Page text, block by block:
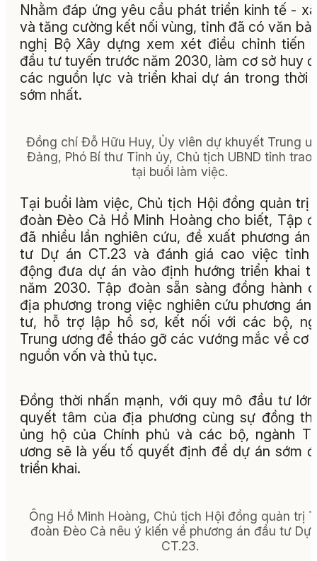
Nhằm đáp ứng yêu cầu phát triển kinh tế -
và tăng cường kết nối vùng, tỉnh đã có văn
nghị Bộ Xây dựng xem xét điều chỉnh tiến
đầu tư tuyến trước năm 2030, làm cơ sở huy
các nguồn lực và triển khai dự án trong thời
sớm nhất.
Đồng chí Đỗ Hữu Huy, Ủy viên dự khuyết Trung
Đảng, Phó Bí thư Tỉnh ủy, Chủ tịch UBND tỉnh trao
tại buổi làm việc.
Tại buổi làm việc, Chủ tịch Hội đồng quản trị
đoàn Đèo Cả Hồ Minh Hoàng cho biết, Tập
đã nhiều lần nghiên cứu, đề xuất phương án
tư Dự án CT.23 và đánh giá cao việc tỉnh
động đưa dự án vào định hướng triển khai
năm 2030. Tập đoàn sẵn sàng đồng hành
địa phương trong việc nghiên cứu phương án
tư, hỗ trợ lập hồ sơ, kết nối với các bộ,
Trung ương để tháo gỡ các vướng mắc về cơ
nguồn vốn và thủ tục.
Đồng thời nhấn mạnh, với quy mô đầu tư
quyết tâm của địa phương cùng sự đồng
ủng hộ của Chính phủ và các bộ, ngành
ương sẽ là yếu tố quyết định để dự án sớm
triển khai.
Ông Hồ Minh Hoàng, Chủ tịch Hội đồng quản trị
đoàn Đèo Cả nêu ý kiến về phương án đầu tư Dự
CT.23.